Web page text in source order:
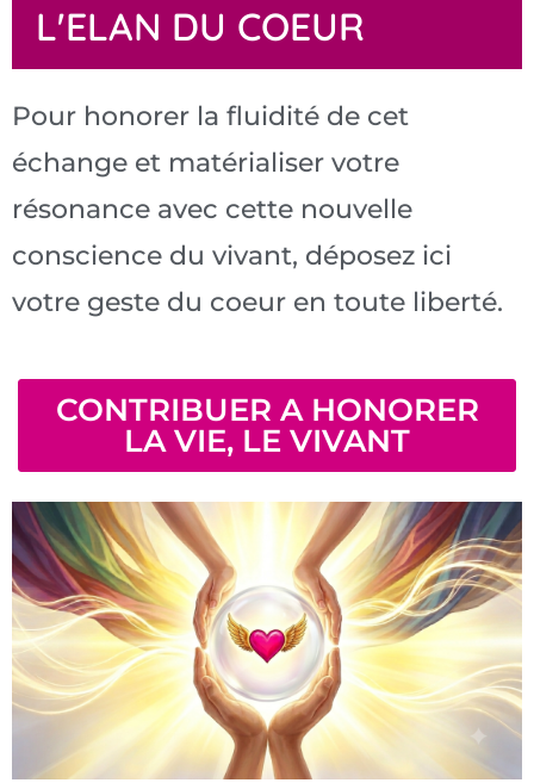
L'ELAN DU COEUR
Pour honorer la fluidité de cet
échange et matérialiser votre
résonance avec cette nouvelle
conscience du vivant, déposez ici
votre geste du coeur en toute liberté.
CONTRIBUER A HONORER
LA VIE, LE VIVANT